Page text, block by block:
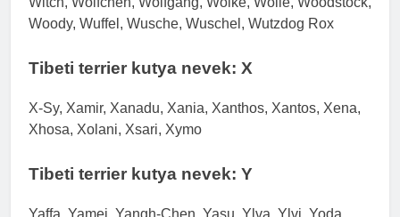
Woody, Wuffel, Wusche, Wuschel, Wutzdog Rox
Tibeti terrier kutya nevek: X
X-Sy, Xamir, Xanadu, Xania, Xanthos, Xantos, Xena,
Xhosa, Xolani, Xsari, Xymo
Tibeti terrier kutya nevek: Y
Yaffa, Yamei, Yangh-Chen, Yasu, Ylva, Ylvi, Yoda,